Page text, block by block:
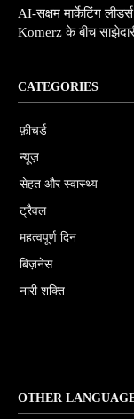
AI-सक्षम मार्केटिंग
Komerz के बीच
CATEGORIES
फ़ीचर्ड
न्यूज़
सेहत और स्वास्थ्य
ट्रैवल
महत्वपूर्ण दिन
बिज़नेस
नारी शक्ति
OTHER